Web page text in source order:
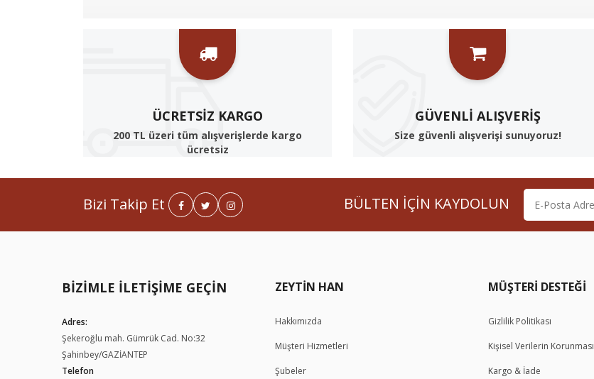
ÜCRETSIZ KARGO
200 TL üzeri tüm alışverişlerde kargo
ücretsiz
GÜVENLI ALIŞVERIŞ
Size güvenli alışverişi sunuyoruz!
Bizi Takip Et BÜLTEN İÇİN KAYDOLUN
BIZIMLE İLETIŞIME GEÇIN
Adres:
Şekeroğlu mah. Gümrük Cad. No:32
Şahinbey/GAZİANTEP
Telefon
Hakkımızda
Müşteri Hizmetleri
Şubeler
Gizlilik Politikası
Kişisel Verilerin Korunması
Kargo & İade